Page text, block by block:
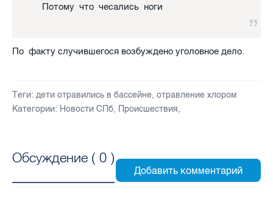
Потому что чесались ноги
По факту случившегося возбуждено уголовное дело.
Теги: дети отравились в бассейне, отравление хлором
Категории: Новости СПб, Происшествия,
Обсуждение ( 0 )